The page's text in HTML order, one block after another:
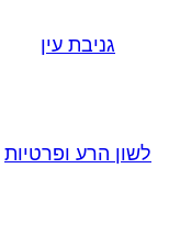
גניבת עין
לשון הרע ופרטיות